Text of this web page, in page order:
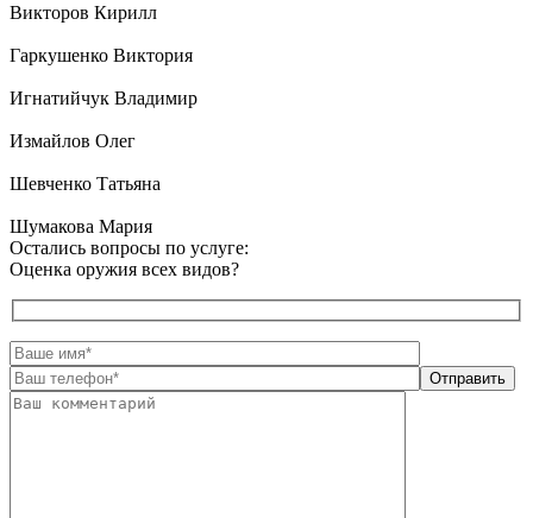
Викторов Кирилл
Гаркушенко Виктория
Игнатийчук Владимир
Измайлов Олег
Шевченко Татьяна
Шумакова Мария
Остались вопросы по услуге:
Оценка оружия всех видов?